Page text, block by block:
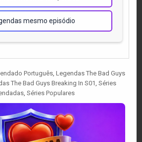
mesmo episódio
Português, Legendas The Bad Guys
The Bad Guys Breaking In S01 Séries
Séries Populares